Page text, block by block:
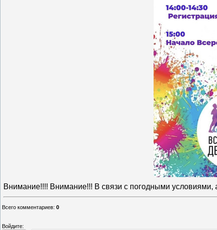
Внимание!!!! Внимание!!! В связи с погодными условиями,
Всего комментариев: 0
Войдите: